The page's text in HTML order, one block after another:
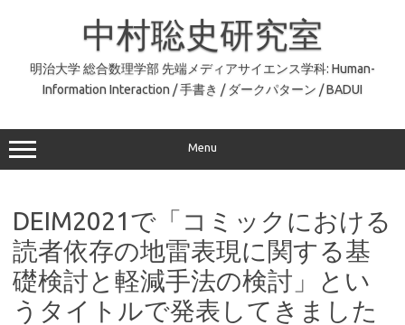
中村聡史研究室
明治大学 総合数理学部 先端メディアサイエンス学科: Human-
Information Interaction / 手書き / ダークパターン / BADUI
Menu
DEIM2021で「コミックにおける
読者依存の地雷表現に関する基
礎検討と軽減手法の検討」とい
うタイトルで発表してきました